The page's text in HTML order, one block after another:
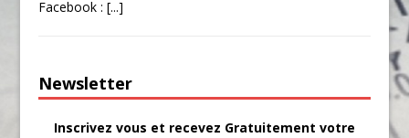
Facebook :[...]
Newsletter
Inscrivez vous et recevez Gratuitement votre